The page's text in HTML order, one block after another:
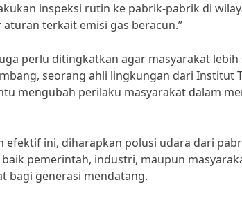
inspeksi rutin ke pabrik-pabrik di
terkait emisi gas beracun.”
perlu ditingkatkan agar masyarakat
seorang ahli lingkungan dari Institut
mengubah perilaku masyarakat dalam
efektif ini, diharapkan polusi udara dari
pemerintah, industri, maupun
bagi generasi mendatang.